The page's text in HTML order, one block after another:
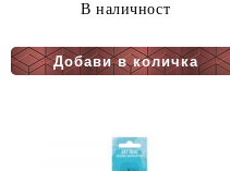
В наличност